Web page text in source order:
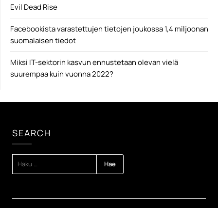
Evil Dead Rise
Facebookista varastettujen tietojen joukossa 1,4 miljoonan
suomalaisen tiedot
Miksi IT-sektorin kasvun ennustetaan olevan vielä
suurempaa kuin vuonna 2022?
SEARCH